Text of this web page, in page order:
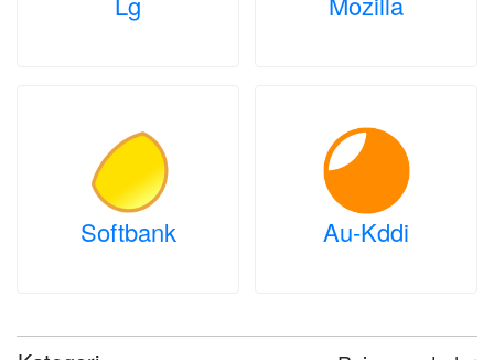
Softbank Au-Kddi